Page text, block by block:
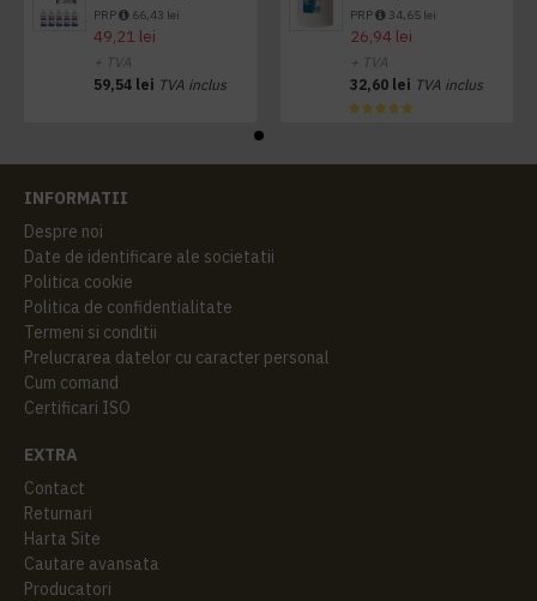
PRP 66,43 lei
49,21 lei
+ TVA
59,54 lei TVA inclus
PRP 34,65 lei
26,94 lei
+ TVA
32,60 lei TVA inclus
INFORMATII
Despre noi
Date de identificare ale societatii
Politica cookie
Politica de confidentialitate
Termeni si conditii
Prelucrarea datelor cu caracter personal
Cum comand
Certificari ISO
EXTRA
Contact
Returnari
Harta Site
Cautare avansata
Producatori